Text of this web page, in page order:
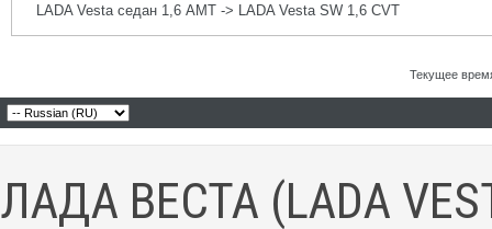
LADA Vesta седан 1,6 АМТ -> LADA Vesta SW 1,6 CVT
Текущее
ЛАДА ВЕСТА (LADA